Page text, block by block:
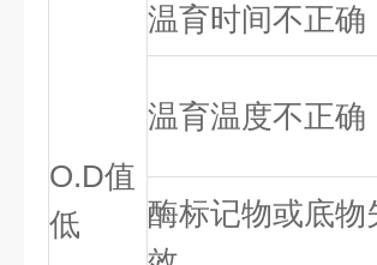
O.D值
低
温育时间不正确
温育温度不正确
酶标记物或底物